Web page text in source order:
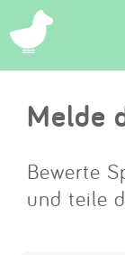
Melde
Bewerte
und teile